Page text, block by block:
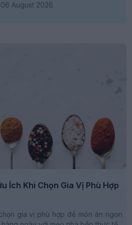
06 August 2026
Ích Khi Chọn Gia Vị Phù Hợp
gia vị phù hợp để món ăn ngon